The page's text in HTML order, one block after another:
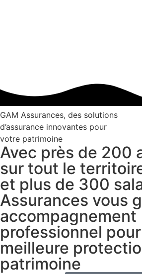
GAM Assurances, des solutions
d’assurance innovantes pour
votre patrimoine
Avec près de 200
sur tout le
et plus de 300
Assurances vous
accompagnement
professionnel
meilleure
patrimoine